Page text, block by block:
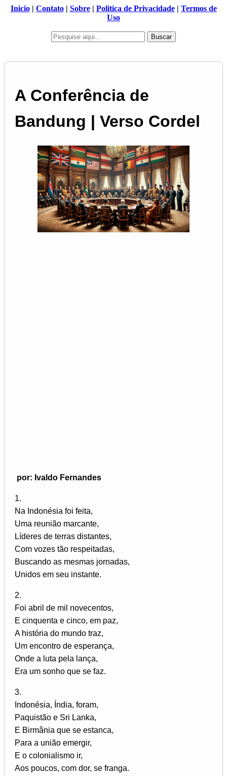
Inicio| Contato| Sobre| Politica de Privacidade| Termos de
Uso
Buscar
A Conferência de
Bandung | Verso Cordel
por: Ivaldo Fernandes
1.
Na Indonésia foi feita,
Uma reunião marcante,
Líderes de terras distantes,
Com vozes tão respeitadas,
Buscando as mesmas jornadas,
Unidos em seu instante.
2.
Foi abril de mil novecentos,
E cinquenta e cinco, em paz,
A história do mundo traz,
Um encontro de esperança,
Onde a luta pela lança,
Era um sonho que se faz.
3.
Indonésia, Índia, foram,
Paquistão e Sri Lanka,
E Birmânia que se estanca,
Para a união emergir,
E o colonialismo ir,
Aos poucos, com dor, se franga.